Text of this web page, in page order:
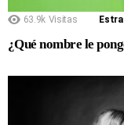
63.9k Visitas
¿Qué nombre le